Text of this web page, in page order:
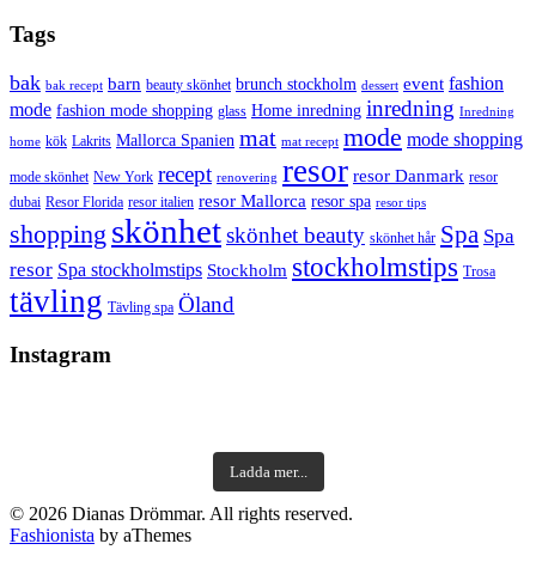
Tags
bak bak recept barn beauty skönhet brunch stockholm dessert event fashion
mode fashion mode shopping glass Home inredning inredning Inredning
home kök Lakrits Mallorca Spanien mat mat recept mode mode shopping
mode skönhet New York recept renovering resor resor Danmark resor
dubai Resor Florida resor italien resor Mallorca resor spa resor tips
shopping skönhetskönhet beauty skönhet hår Spa Spa
resor Spa stockholmstips Stockholm stockholmstips Trosa
tävling Tävling spa Öland
Instagram
Ladda mer...
© 2026 Dianas Drömmar. All rights reserved.
Fashionista by aThemes